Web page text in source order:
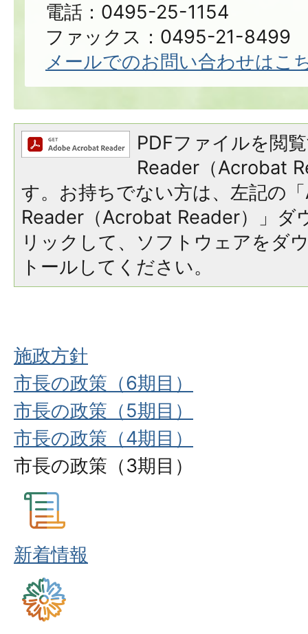
電話：0495-25-1154
ファックス：0495-21-8499
メールでのお問い合わせはこ
PDFファイルを閲
Reader（Acrobat
す。お持ちでない方は、左記の
Reader（Acrobat Reader）」ダ
リックして、ソフトウェアをダ
トールしてください。
施政方針
市長の政策（6期目）
市長の政策（5期目）
市長の政策（4期目）
市長の政策（3期目）
新着情報